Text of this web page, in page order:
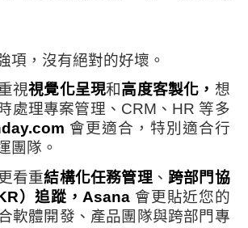
項，沒有絕對的好壞。
視視覺化呈現和高度客製化， 想
處理專案管理、CRM、HR 等多
會更適合，特別適合行
團隊。
看重結構化任務管理、 跨部門協
）追蹤， Asana 會更貼近您的
軟體開發、產品團隊與跨部門專